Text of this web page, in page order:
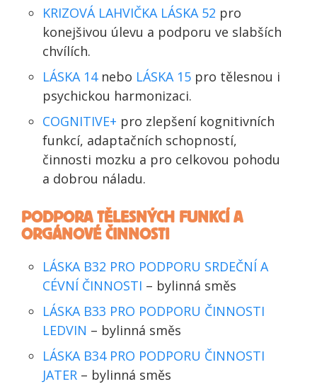
KRIZOVÁ LAHVIČKA LÁSKA 52 pro
konejšivou úlevu a podporu ve slabších
chvílích.
LÁSKA 14nebo LÁSKA 15 pro tělesnou i
psychickou harmonizaci.
COGNITIVE+ pro zlepšení kognitivních
funkcí, adaptačních schopností,
činnosti mozku a pro celkovou pohodu
a dobrou náladu.
PODPORA TĚLESNÝCH FUNKCÍ A
ORGÁNOVÉ ČINNOSTI
LÁSKA B32 PRO PODPORU SRDEČNÍ A
CÉVNÍ ČINNOSTI – bylinná směs
LÁSKA B33 PRO PODPORU ČINNOSTI
LEDVIN – bylinná směs
LÁSKA B34 PRO PODPORU ČINNOSTI
JATER – bylinná směs